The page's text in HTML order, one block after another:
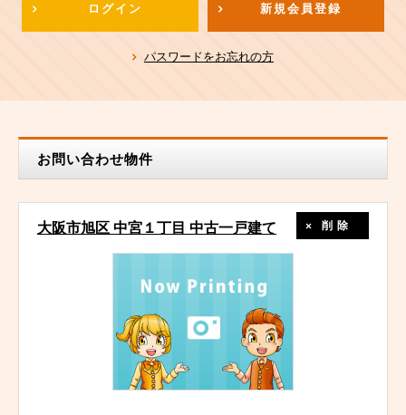
ログイン 新規会員登録
パスワードをお忘れの方
お問い合わせ物件
大阪市旭区 中宮１丁目 中古一戸建て 削除